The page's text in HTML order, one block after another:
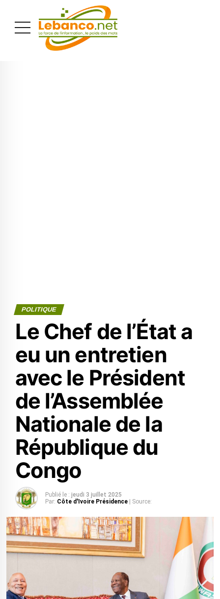
POLITIQUE
Le Chef de l’État a
eu un entretien
avec le Président
de l’Assemblée
Nationale de la
République du
Congo
Publié le : jeudi 3 juillet 2025
Par: Côte d'Ivoire Présidence | Source: